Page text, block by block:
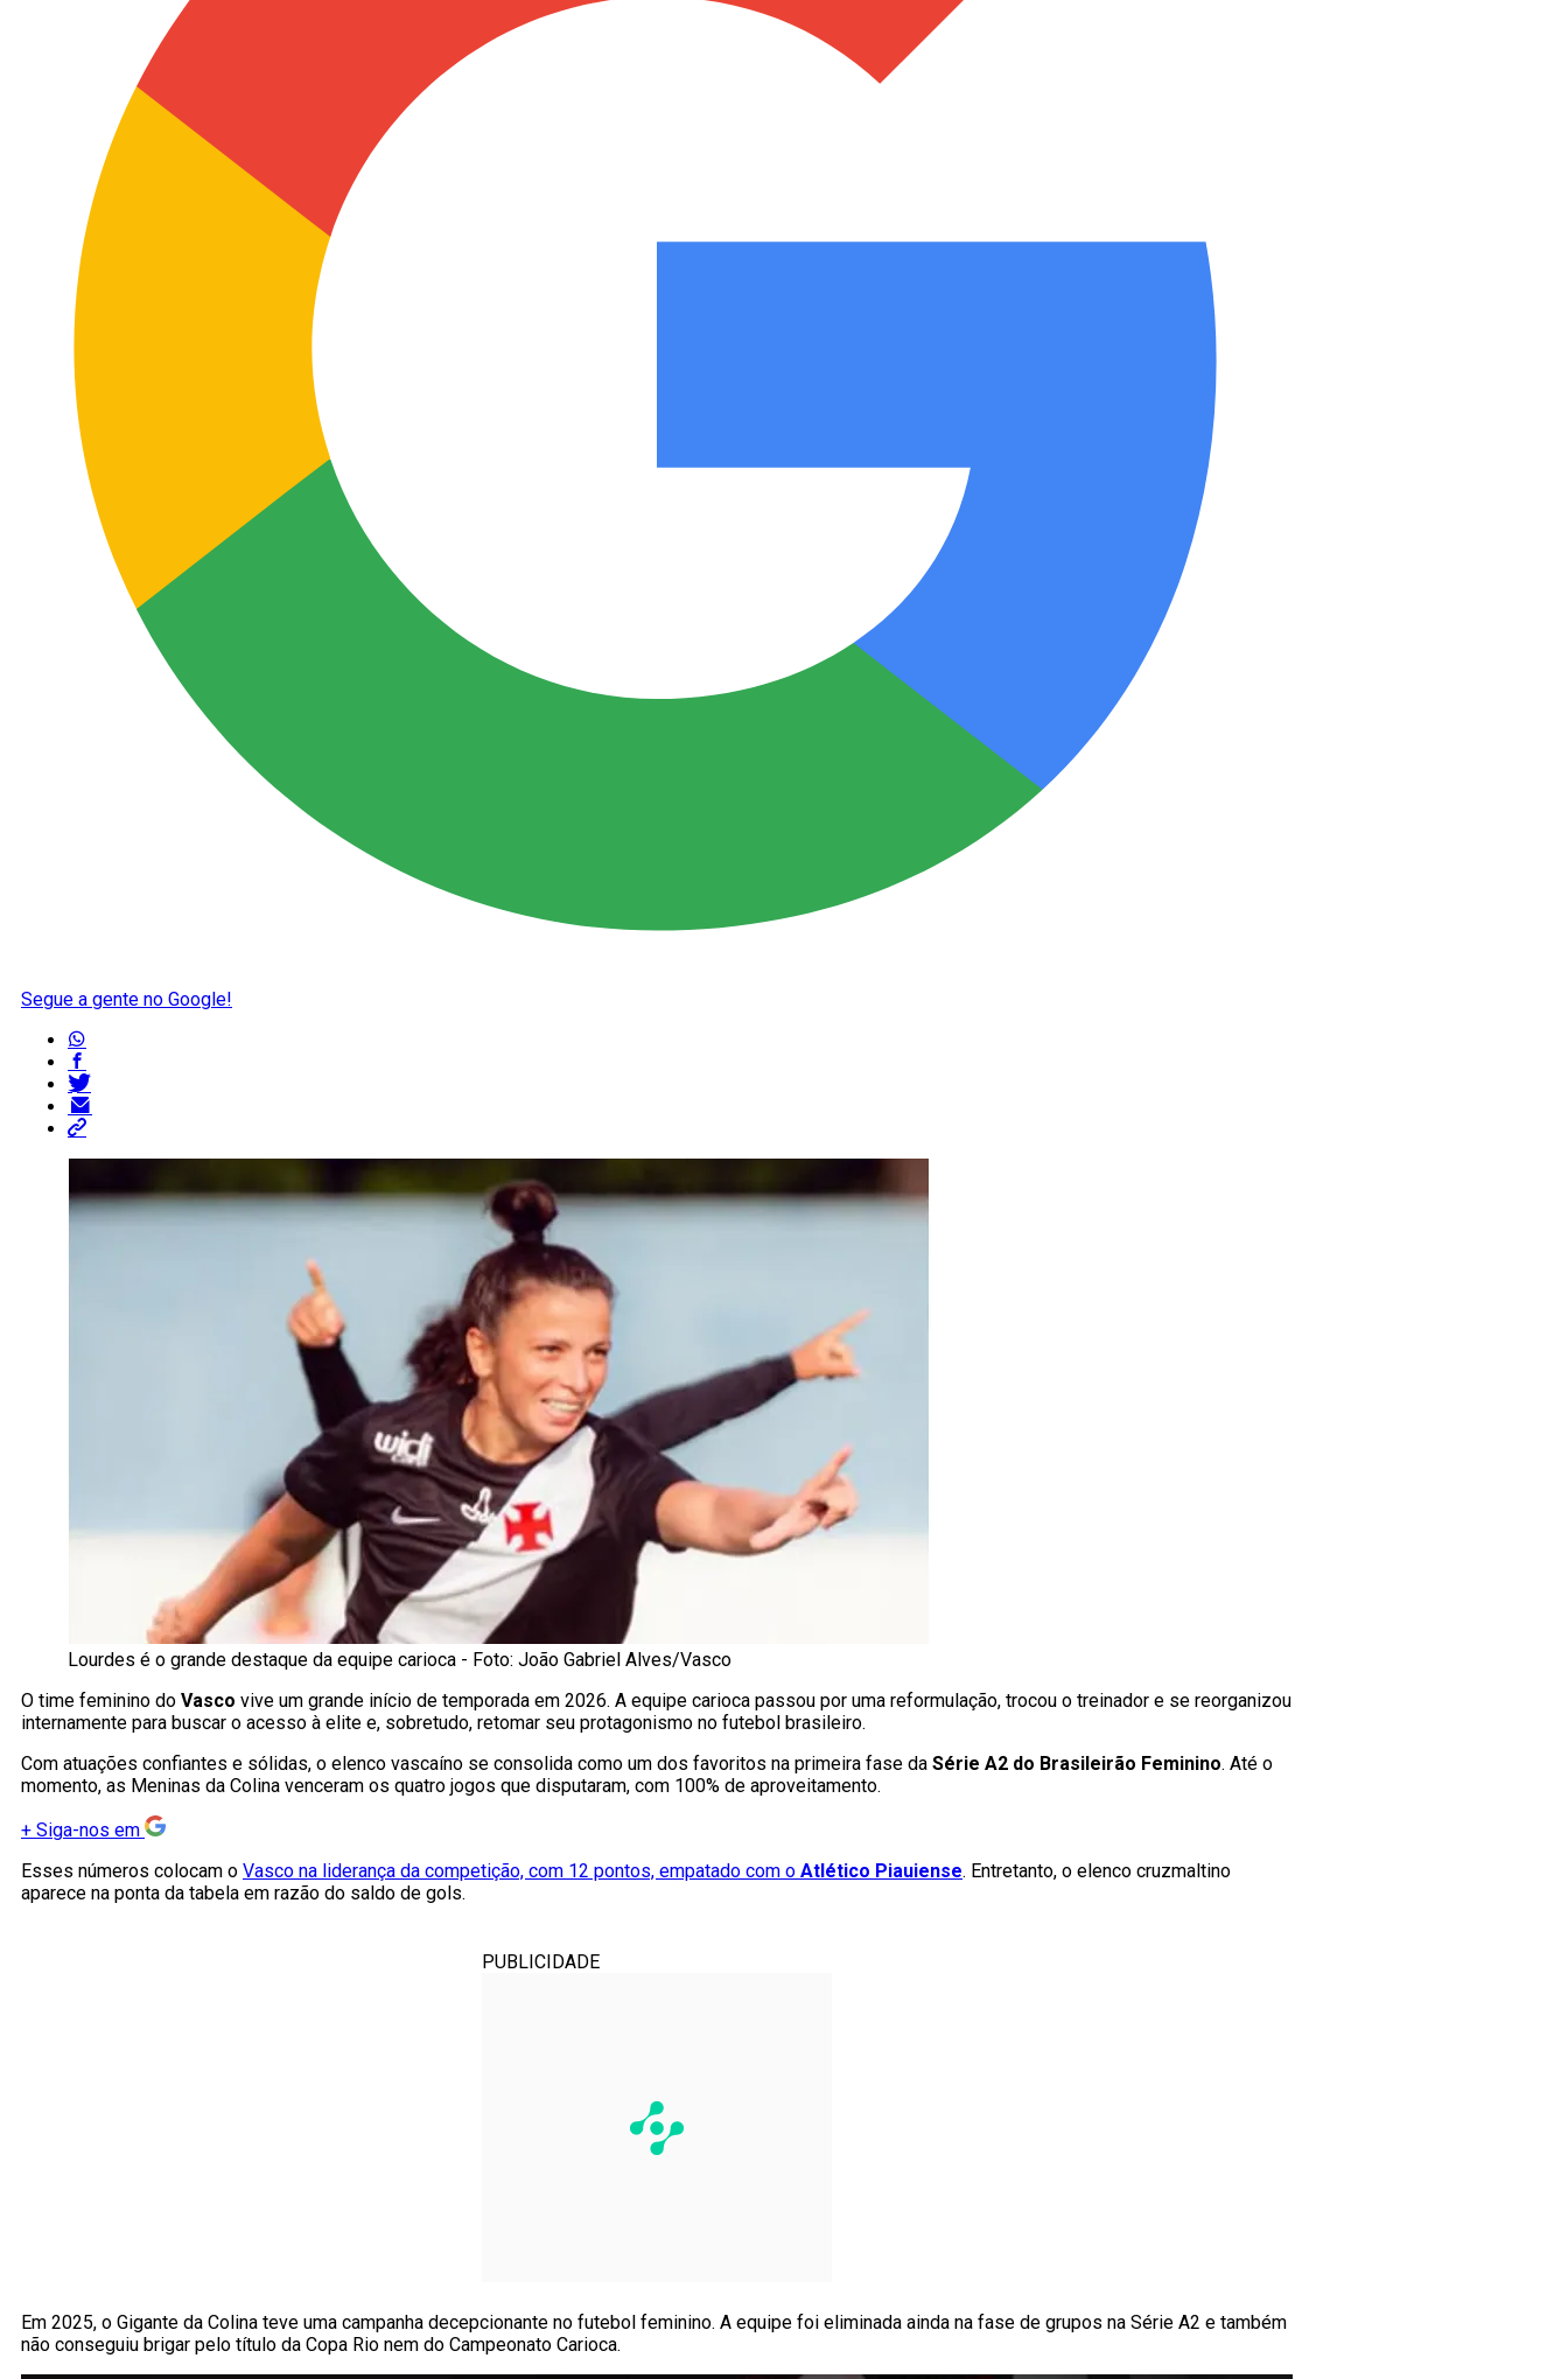
Segue a gente no Google!
Lourdes é o grande destaque da equipe carioca - Foto: João Gabriel Alves/Vasco
O time feminino do Vasco vive um grande início de temporada em 2026. A equipe carioca passou por uma reformulação, trocou o treinador e se reorganizou
internamente para buscar o acesso à elite e, sobretudo, retomar seu protagonismo no futebol brasileiro.
Com atuações confiantes e sólidas, o elenco vascaíno se consolida como um dos favoritos na primeira fase da Série A2 do Brasileirão Feminino. Até o
momento, as Meninas da Colina venceram os quatro jogos que disputaram, com 100% de aproveitamento.
+ Siga-nos em
Esses números colocam o Vasco na liderança da competição, com 12 pontos, empatado com o Atlético Piauiense. Entretanto, o elenco cruzmaltino
aparece na ponta da tabela em razão do saldo de gols.
PUBLICIDADE
Em 2025, o Gigante da Colina teve uma campanha decepcionante no futebol feminino. A equipe foi eliminada ainda na fase de grupos na Série A2 e também
não conseguiu brigar pelo título da Copa Rio nem do Campeonato Carioca.